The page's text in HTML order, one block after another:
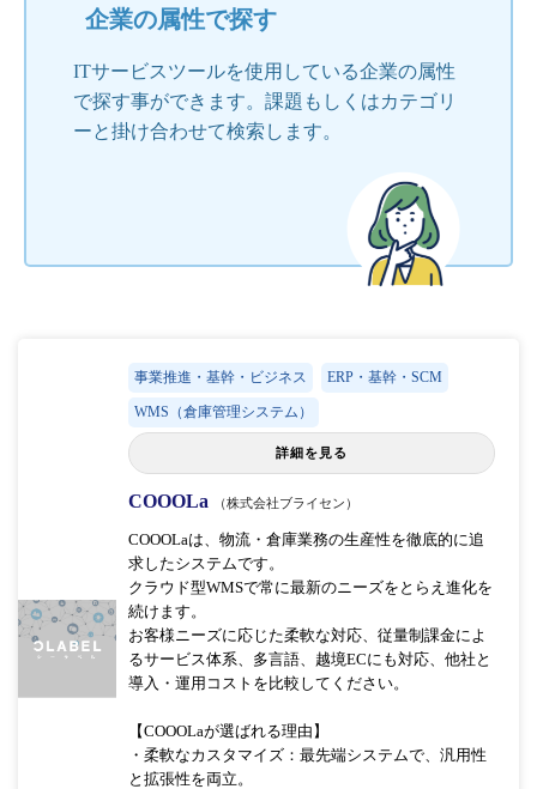
企業の属性で探す
ITサービスツールを使用している企業の属性
で探す事ができます。課題もしくはカテゴリ
ーと掛け合わせて検索します。
事業推進・基幹・ビジネス ERP・基幹・SCM
WMS（倉庫管理システム）
詳細を見る
COOOLa （株式会社ブライセン）
COOOLaは、物流・倉庫業務の生産性を徹底的に追
求したシステムです。
クラウド型WMSで常に最新のニーズをとらえ進化を
続けます。
お客様ニーズに応じた柔軟な対応、従量制課金によ
るサービス体系、多言語、越境ECにも対応、他社と
導入・運用コストを比較してください。
【COOOLaが選ばれる理由】
・柔軟なカスタマイズ：最先端システムで、汎用性
と拡張性を両立。